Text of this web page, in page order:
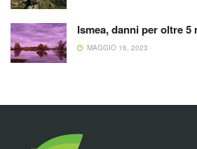
Ismea, danni per oltre 5
MAGGIO 16, 2023